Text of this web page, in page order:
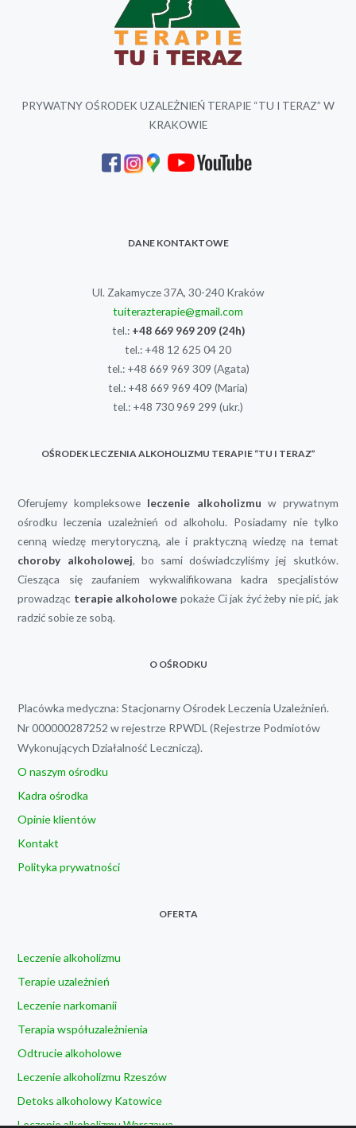
PRYWATNY OŚRODEK UZALEŻNIEŃ TERAPIE “TU I TERAZ” W
KRAKOWIE
DANE KONTAKTOWE
Ul. Zakamycze 37A, 30-240 Kraków
tuiterazterapie@gmail.com
tel.: +48 669 969 209(24h)
tel.: +48 12 625 04 20
tel.: +48 669 969 309 (Agata)
tel.: +48 669 969 409 (Maria)
tel.: +48 730 969 299 (ukr.)
OŚRODEK LECZENIA ALKOHOLIZMU TERAPIE “TU I TERAZ”
Oferujemy kompleksowe leczenie alkoholizmu w prywatnym
ośrodku leczenia uzależnień od alkoholu. Posiadamy nie tylko
cenną wiedzę merytoryczną, ale i praktyczną wiedzę na temat
choroby alkoholowej, bo sami doświadczyliśmy jej skutków.
Ciesząca się zaufaniem wykwalifikowana kadra specjalistów
prowadząc terapie alkoholowe pokaże Ci jak żyć żeby nie pić, jak
radzić sobie ze sobą.
O OŚRODKU
Placówka medyczna: Stacjonarny Ośrodek Leczenia Uzależnień.
Nr 000000287252 w rejestrze RPWDL (Rejestrze Podmiotów
Wykonujących Działalność Leczniczą).
O naszym ośrodku
Kadra ośrodka
Opinie klientów
Kontakt
Polityka prywatności
OFERTA
Leczenie alkoholizmu
Terapie uzależnień
Leczenie narkomanii
Terapia współuzależnienia
Odtrucie alkoholowe
Leczenie alkoholizmu Rzeszów
Detoks alkoholowy Katowice
Leczenie alkoholizmu Warszawa